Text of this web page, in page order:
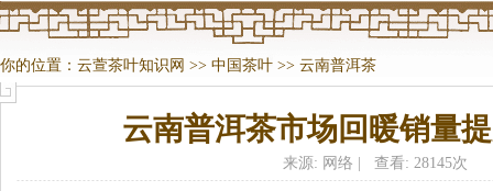
你的位置： 云萱茶叶知识网 >> 中国茶叶 >> 云南普洱茶
云南普洱茶市场回暖销量
来源: 网络 | 查看: 28145次